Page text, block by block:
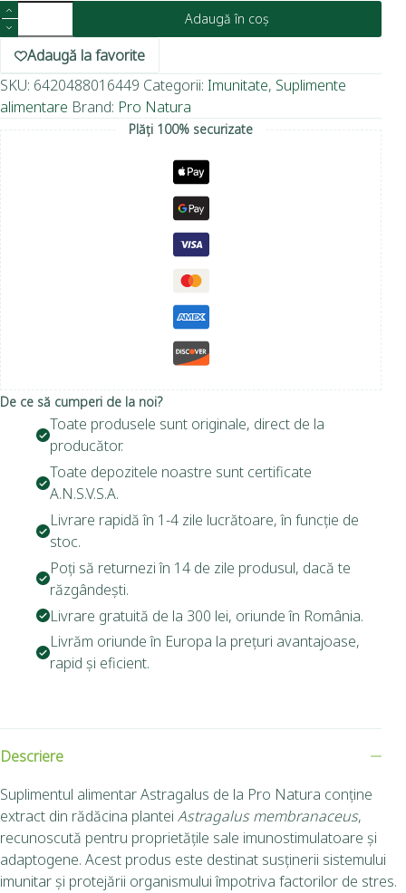
Adaugă în coș
Adaugă la favorite
SKU: 6420488016449 Categorii: Imunitate, Suplimente
alimentare Brand: Pro Natura
Plăți 100% securizate
De ce să cumperi de la noi?
Toate produsele sunt originale, direct de la
producător.
Toate depozitele noastre sunt certificate
A.N.S.V.S.A.
Livrare rapidă în 1-4 zile lucrătoare, în funcție de
stoc.
Poți să returnezi în 14 de zile produsul, dacă te
răzgândești.
Livrare gratuită de la 300 lei, oriunde în România.
Livrăm oriunde în Europa la prețuri avantajoase,
rapid și eficient.
Descriere
Suplimentul alimentar Astragalus de la Pro Natura conține
extract din rădăcina plantei Astragalus membranaceus,
recunoscută pentru proprietățile sale imunostimulatoare și
adaptogene. Acest produs este destinat susținerii sistemului
imunitar și protejării organismului împotriva factorilor de stres.